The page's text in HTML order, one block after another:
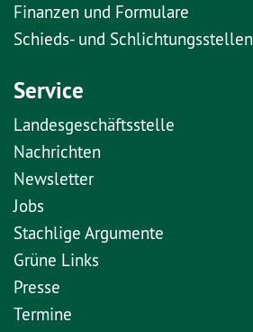
Finanzen und Formulare
Schieds- und Schlichtungsstellen
Service
Landesgeschäftsstelle
Nachrichten
Newsletter
Jobs
Stachlige Argumente
Grüne Links
Presse
Termine